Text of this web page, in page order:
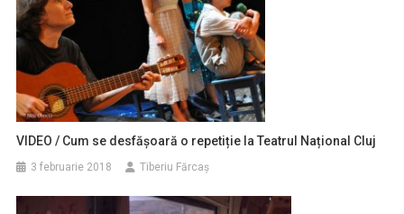
VIDEO / Cum se desfășoară o repetiție la Teatrul Național Cluj
3 februarie 2018 Tiberiu Fărcaş